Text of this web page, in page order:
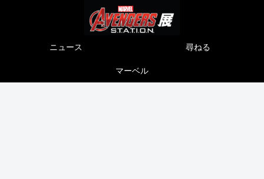
ニュース 尋ねる
マーベル